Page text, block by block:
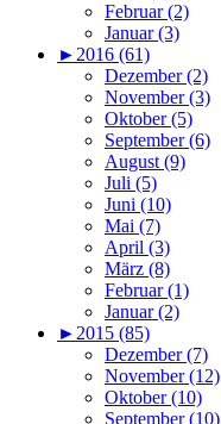
Februar (2)
Januar (3)
► 2016 (61)
Dezember (2)
November (3)
Oktober (5)
September (6)
August (9)
Juli (5)
Juni (10)
Mai (7)
April (3)
März (8)
Februar (1)
Januar (2)
► 2015 (85)
Dezember (7)
November (12)
Oktober (10)
September (10)